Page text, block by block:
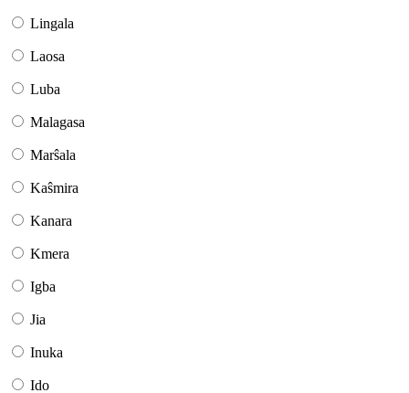
Lingala
Laosa
Luba
Malagasa
Marŝala
Kaŝmira
Kanara
Kmera
Igba
Jia
Inuka
Ido